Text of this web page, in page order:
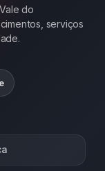
do
serviços